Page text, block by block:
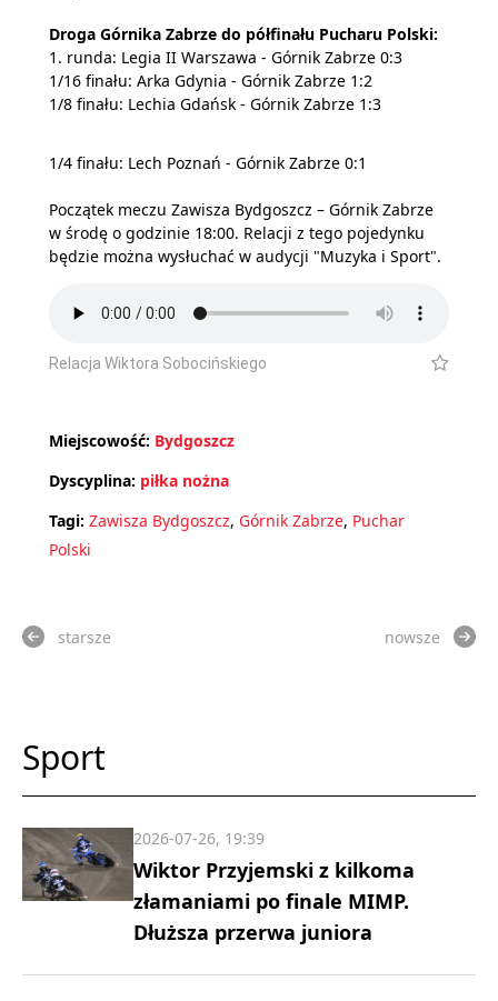
Droga Górnika Zabrze do półfinału Pucharu Polski:
1. runda: Legia II Warszawa - Górnik Zabrze 0:3
1/16 finału: Arka Gdynia - Górnik Zabrze 1:2
1/8 finału: Lechia Gdańsk - Górnik Zabrze 1:3
1/4 finału: Lech Poznań - Górnik Zabrze 0:1
Początek meczu Zawisza Bydgoszcz – Górnik Zabrze
w środę o godzinie 18:00. Relacji z tego pojedynku
będzie można wysłuchać w audycji "Muzyka i Sport".
Relacja Wiktora Sobocińskiego
Miejscowość: Bydgoszcz
Dyscyplina: piłka nożna
Tagi: Zawisza Bydgoszcz, Górnik Zabrze, Puchar
Polski
starsze nowsze
Sport
Wiktor Przyjemski z kilkoma
złamaniami po finale MIMP.
Dłuższa przerwa juniora
2026-07-26, 19:39